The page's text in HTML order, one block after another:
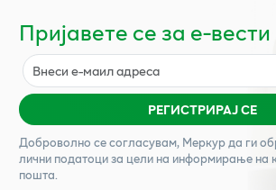
Пријавете се за е-вести
РЕГИСТРИРАЈ СЕ
Доброволно се согласувам, Меркурда ги
лични податоци за цели на информирање на
пошта.